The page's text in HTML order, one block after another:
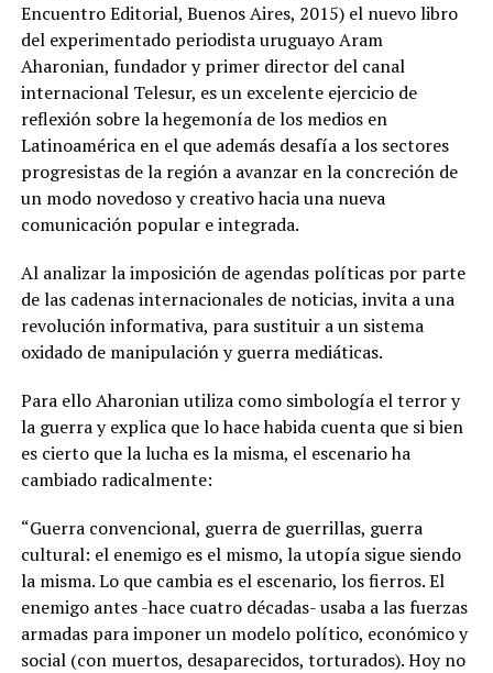
Encuentro Editorial, Buenos Aires, 2015) el nuevo libro
del experimentado periodista uruguayo Aram
Aharonian, fundador y primer director del canal
internacional Telesur, es un excelente ejercicio de
reflexión sobre la hegemonía de los medios en
Latinoamérica en el que además desafía a los sectores
progresistas de la región a avanzar en la concreción de
un modo novedoso y creativo hacia una nueva
comunicación popular e integrada.
Al analizar la imposición de agendas políticas por parte
de las cadenas internacionales de noticias, invita a una
revolución informativa, para sustituir a un sistema
oxidado de manipulación y guerra mediáticas.
Para ello Aharonian utiliza como simbología el terror y
la guerra y explica que lo hace habida cuenta que si bien
es cierto que la lucha es la misma, el escenario ha
cambiado radicalmente:
“Guerra convencional, guerra de guerrillas, guerra
cultural: el enemigo es el mismo, la utopía sigue siendo
la misma. Lo que cambia es el escenario, los fierros. El
enemigo antes -hace cuatro décadas- usaba a las fuerzas
armadas para imponer un modelo político, económico y
social (con muertos, desaparecidos, torturados). Hoy no